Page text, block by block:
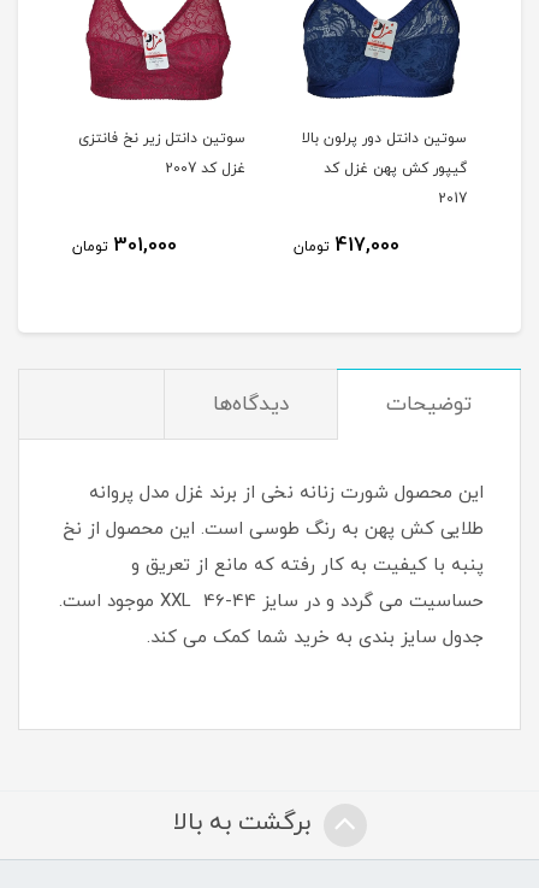
سوتین دانتل دور پرلون بالا
گیپور کش پهن غزل کد
2017
417,000 تومان
سوتین دانتل زیر نخ فانتزی
غزل کد 2007
301,000 تومان
توضیحات دیدگاه‌ها
این محصول شورت زنانه نخی از برند غزل مدل پروانه
طلایی کش پهن به رنگ طوسی است. این محصول از نخ
پنبه با کیفیت به کار رفته که مانع از تعریق و
حساسیت می گردد و در سایز 44-46 XXL موجود است.
جدول سایز بندی به خرید شما کمک می کند.
برگشت به بالا